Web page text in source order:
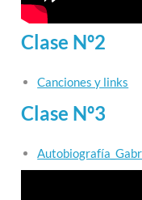
Clase Nº2
Canciones y links
Clase Nº3